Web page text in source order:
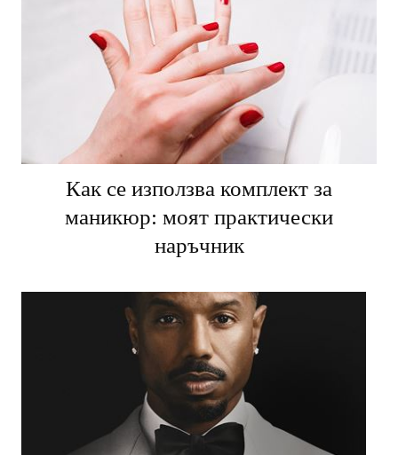
Как се използва комплект за
маникюр: моят практически
наръчник